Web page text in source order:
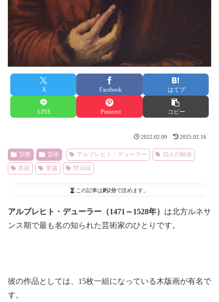
X Facebook はてブ
LINE Pinterest コピー
2022.02.09 2025.02.16
宗教 芸術 アルブレヒト・デューラー
四人の騎者
美術
聖書 黙示録
この記事は約2分で読めます。
アルブレヒト・デューラー（1471～1528年） は北方ルネサ
ンス期で最も名の知られた芸術家のひとりです。
彼の作品としては、15枚一組になっている木版画が有名で
す。